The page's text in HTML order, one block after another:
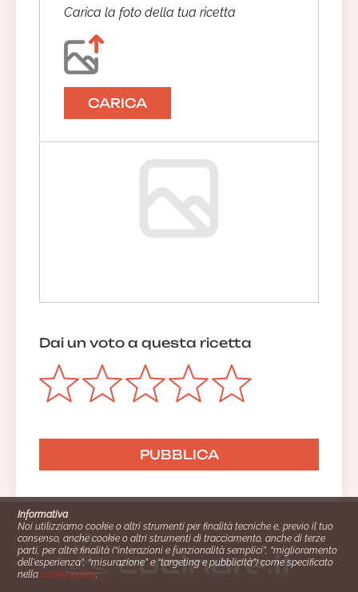
Carica la foto della tua ricetta
CARICA
Dai un voto a questa ricetta
Informativa
Noi utilizziamo cookie o altri strumenti per finalità tecniche e, previo il tuo
consenso, anche cookie o altri strumenti di tracciamento, anche di terze
parti, per altre finalità (“interazioni e funzionalità semplici”, “miglioramento
dell'esperienza”, “misurazione” e “targeting e pubblicità”) come specificato
nellacookie policy.